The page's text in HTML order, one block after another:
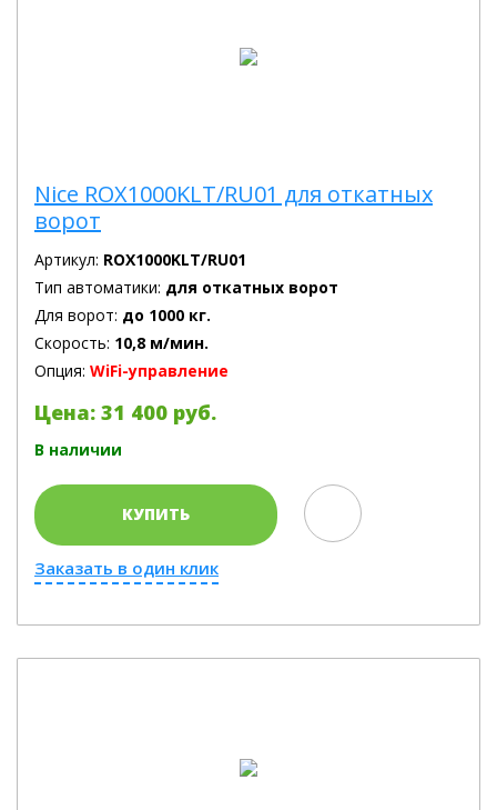
Nice ROX1000KLT/RU01 для откатных
ворот
Артикул: ROX1000KLT/RU01
Тип автоматики: для откатных ворот
Для ворот: до 1000 кг.
Скорость: 10,8 м/мин.
Опция: WiFi-управление
Цена: 31 400 руб.
В наличии
КУПИТЬ
Заказать в один клик